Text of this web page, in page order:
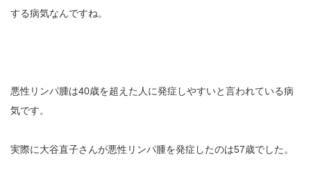
する病気なんですね。
悪性リンパ腫は40歳を超えた人に発症しやすいと言われている病
気です。
実際に大谷直子さんが悪性リンパ腫を発症したのは57歳でした。